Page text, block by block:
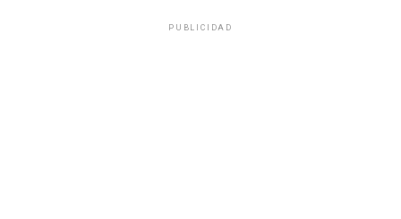
PUBLICIDAD